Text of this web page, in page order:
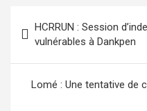
de
l’article
HCRRUN : Session
vulnérables à Dankpen
Lomé : Une tentative de